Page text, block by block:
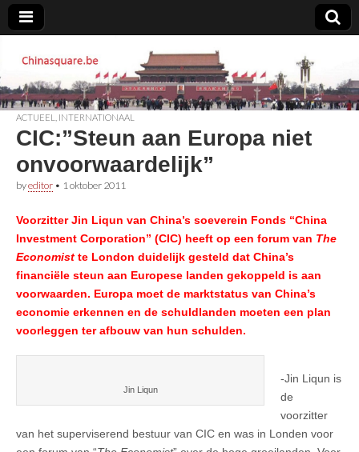
Chinasquare.be
ACTUEEL INTERNATIONAAL
CIC:”Steun aan Europa niet
onvoorwaardelijk”
byeditor • 1 oktober 2011
Voorzitter Jin Liqun van China’s soeverein Fonds “China
Investment Corporation” (CIC) heeft op een forum van The
Economist te London duidelijk gesteld dat China’s
financiële steun aan Europese landen gekoppeld is aan
voorwaarden. Europa moet de marktstatus van China’s
economie erkennen en de schuldlanden moeten een plan
voorleggen ter afbouw van hun schulden.
Jin Liqun
-Jin Liqun is
de
voorzitter
van het superviserend bestuur van CIC en was in Londen voor